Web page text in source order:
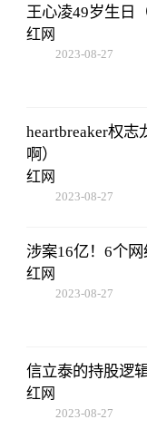
王心凌49岁生日
红网
2023-08-27
heartbreaker权志
啊）
红网
2023-08-27
涉案16亿！6个
红网
2023-08-27
信立泰的持股逻
红网
2023-08-27